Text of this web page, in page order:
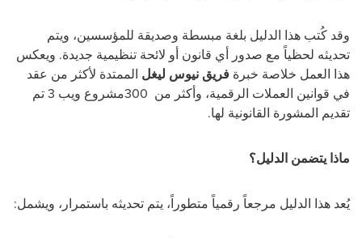
وقد كُتب هذا الدليل بلغة مبسطة وصديقة للمؤسسين، ويتم
تحديثه لحظياً مع صدور أي قانون أو لائحة تنظيمية جديدة. ويعكس
هذا العمل خلاصة خبرة فريق نيوس ليغل الممتدة لأكثر من عقد
في قوانين العملات الرقمية، وأكثر من 300
مشروع ويب 3 تم
تقديم المشورة القانونية لها.
ماذا يتضمن الدليل؟
يُعد هذا الدليل مرجعاً رقمياً متطوراً، يتم تحديثه باستمرار، ويشمل: